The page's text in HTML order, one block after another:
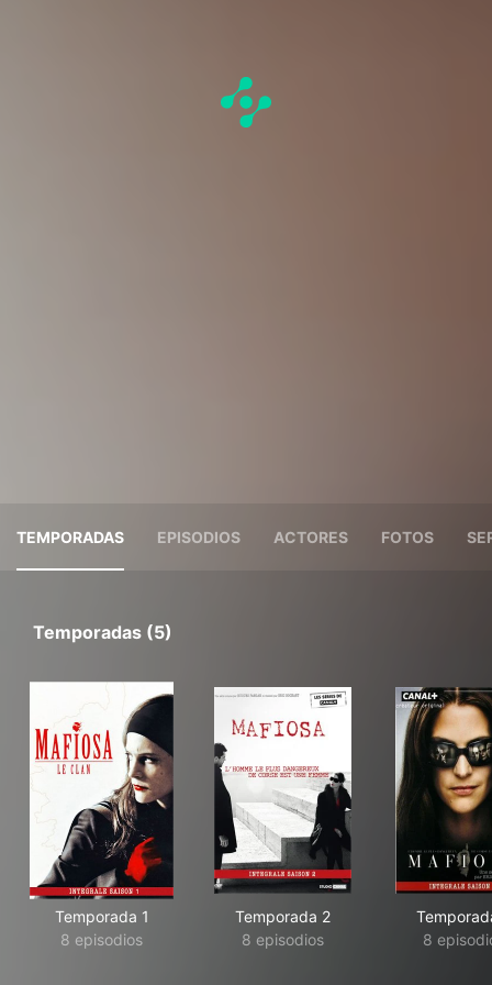
TEMPORADAS EPISODIOS ACTORES FOTOS
Temporadas (5)
Temporada 1
8 episodios
Temporada 2
8 episodios
8